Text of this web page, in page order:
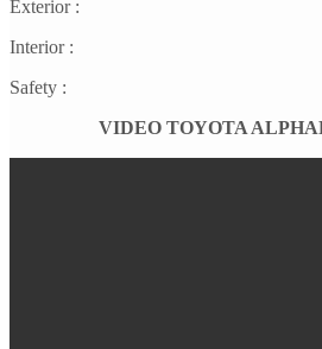
Exterior :
Interior :
Safety :
VIDEO TOYOTA